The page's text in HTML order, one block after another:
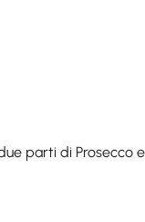
parti di Prosecco